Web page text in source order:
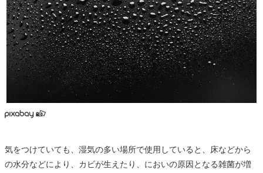
気をつけていても、湿気の多い場所で使用していると、床などから
の水分などにより、カビが生えたり、においの原因となる雑菌が増